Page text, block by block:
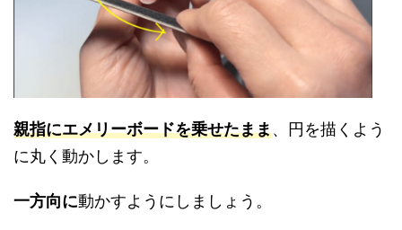
親指にエメリーボードを乗せたまま、円を描くよう
に丸く動かします。
一方向に動かすようにしましょう。